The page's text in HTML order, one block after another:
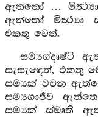
ඇත්තෝ …
ඇත්තෝ මිත්‍ථ්‍යා
එකතු වෙත්.
සම්‍යග්දෘෂ්ටි
සැසැඳෙත්,
සම්‍යක් වචන
සම්‍යගාජීව
සම්‍යක් ස්මෘති